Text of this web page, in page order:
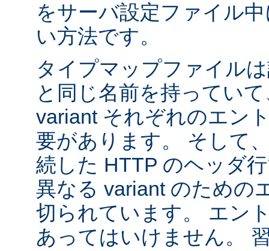
をサーバ設定ファイル
い方法です。
タイプマップファイル
と同じ名前を持ってい
variant それぞれのエン
要があります。 そして
続した HTTP のヘッダ
異なる variant のための
切られています。 エン
あってはいけません。